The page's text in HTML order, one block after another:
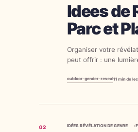
Idees de
Parc et
Organiser votre
peut offrir : une
outdoor-gender-reveal11 min de
02 IDÉES RÉVÉLATION DE GENRE